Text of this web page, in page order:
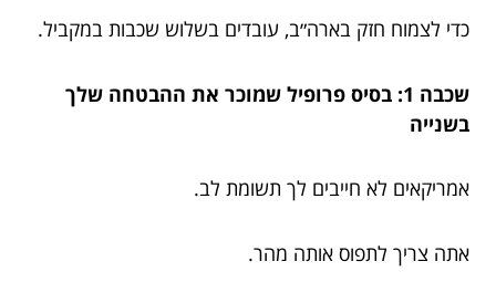
כדי לצמוח חזק בארה״ב, עובדים בשלוש שכבות במקביל.
שכבה 1: בסיס פרופיל שמוכר את ההבטחה שלך
בשנייה
אמריקאים לא חייבים לך תשומת לב.
אתה צריך לתפוס אותה מהר.